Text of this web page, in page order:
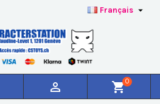
Français 
 shopping_cart0
pour ajouter des produits à